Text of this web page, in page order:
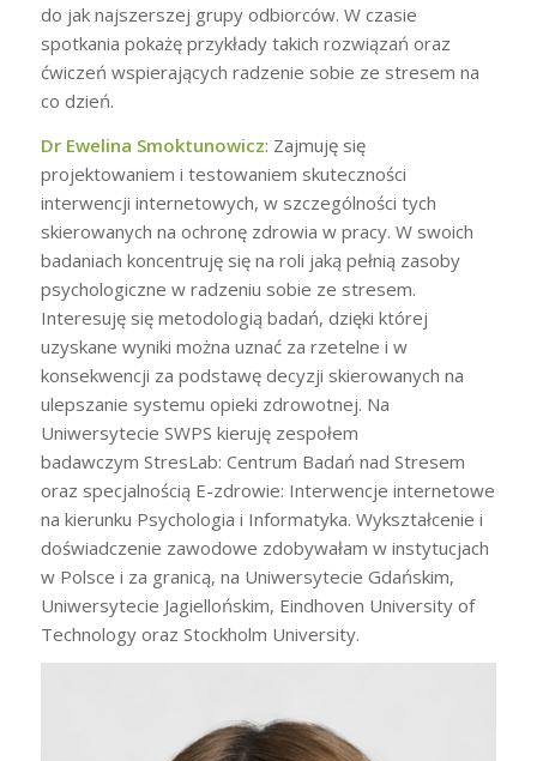
do jak najszerszej grupy odbiorców. W czasie
spotkania pokażę przykłady takich rozwiązań oraz
ćwiczeń wspierających radzenie sobie ze stresem na
co dzień.
Dr Ewelina Smoktunowicz: Zajmuję się
projektowaniem i testowaniem skuteczności
interwencji internetowych, w szczególności tych
skierowanych na ochronę zdrowia w pracy. W swoich
badaniach koncentruję się na roli jaką pełnią zasoby
psychologiczne w radzeniu sobie ze stresem.
Interesuję się metodologią badań, dzięki której
uzyskane wyniki można uznać za rzetelne i w
konsekwencji za podstawę decyzji skierowanych na
ulepszanie systemu opieki zdrowotnej. Na
Uniwersytecie SWPS kieruję zespołem
badawczym StresLab: Centrum Badań nad Stresem
oraz specjalnością E-zdrowie: Interwencje internetowe
na kierunku Psychologia i Informatyka. Wykształcenie i
doświadczenie zawodowe zdobywałam w instytucjach
w Polsce i za granicą, na Uniwersytecie Gdańskim,
Uniwersytecie Jagiellońskim, Eindhoven University of
Technology oraz Stockholm University.